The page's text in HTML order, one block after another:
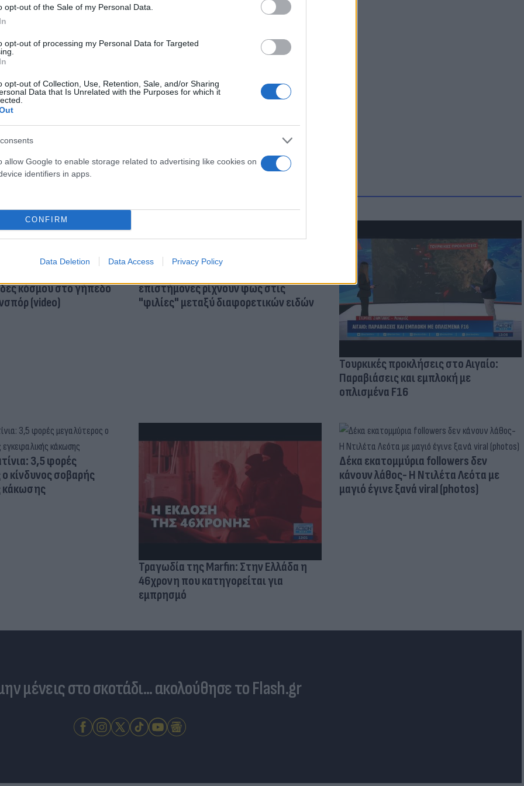
opt-out of the Sale of my Personal Data.
opt-out of processing my Personal Data for Targeted
opt-out of Collection, Use, Retention, Sale, and/or Sharing
Data that Is Unrelated with the Purposes for which it
allow Google to enable storage related to advertising like cookies on
identifiers in apps.
CONFIRM
Data Deletion Data Access Privacy Policy
από την κατηγορία διατάραξης δημόσιας τάξης
Γκρέτα Τούνμπεργκ για διατάραξη δημόσιας τάξης
Γκρέτα Τούνμπεργκ
κόσμου στο γήπεδο
(video)
επιστήμονες ρίχνουν φως στις
"φιλίες" μεταξύ διαφορετικών ειδών
Τουρκικές προκλήσεις στο Αιγαίο:
Παραβιάσεις και εμπλοκή με
οπλισμένα F16
3,5 φορές
κίνδυνος σοβαρής
κάκωσης
Τραγωδία της Marfin: Στην Ελλάδα η
46χρονη που κατηγορείται για
εμπρησμό
Δέκα εκατομμύρια followers δεν
κάνουν λάθος- Η Ντιλέτα Λεότα με
μαγιό έγινε ξανά viral (photos)
μένεις στο σκοτάδι... ακολούθησε το Flash.gr